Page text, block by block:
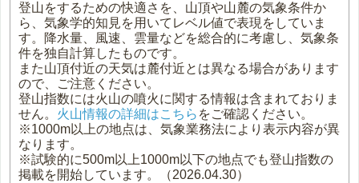
登山をするための快適さを、山頂や山麓の気象条件か
ら、気象学的知見を用いてレベル値で表現をしていま
す。降水量、風速、雲量などを総合的に考慮し、気象条
件を独自計算したものです。
また山頂付近の天気は麓付近とは異なる場合があります
ので、ご注意ください。
登山指数には火山の噴火に関する情報は含まれておりま
せん。 火山情報の詳細はこちら をご確認ください。
※1000m以上の地点は、気象業務法により表示内容が異
なります。
※試験的に500m以上1000m以下の地点でも登山指数の
掲載を開始しています。（2026.04.30）